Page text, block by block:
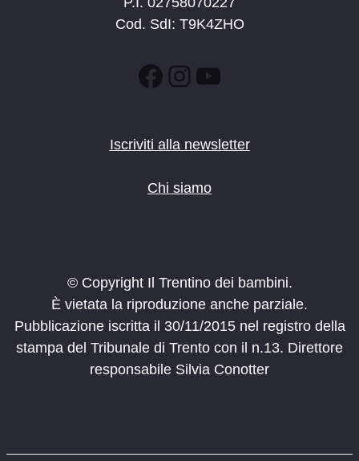
Cod. SdI: T9K4ZHO
Facebook
Instagram
YouTube
Iscriviti alla newsletter
Chi siamo
© Copyright Il Trentino dei bambini.
È vietata la riproduzione anche parziale.
Pubblicazione iscritta il 30/11/2015 nel registro della
stampa del Tribunale di Trento con il n.13. Direttore
responsabile Silvia Conotter